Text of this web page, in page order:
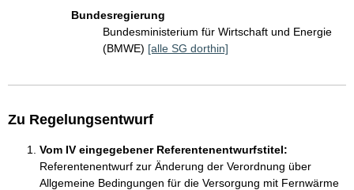
Bundesregierung
Bundesministerium für Wirtschaft und Energie
(BMWE) [alle SG dorthin]
Zu Regelungsentwurf
Vom IV eingegebener Referentenentwurfstitel:
Referentenentwurf zur Änderung der Verordnung über
Allgemeine Bedingungen für die Versorgung mit Fernwärme